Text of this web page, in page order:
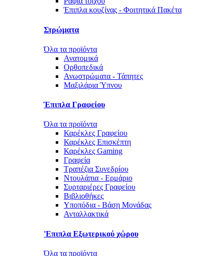
Έπιπλα κουζίνας - Φοιτητικά Πακέτα
Στρώματα
Όλα τα προϊόντα
Ανατομικά
Ορθοπεδικά
Ανωστρώματα - Τάπητες
Μαξιλάρια Ύπνου
Έπιπλα Γραφείου
Όλα τα προϊόντα
Καρέκλες Γραφείου
Καρέκλες Επισκέπτη
Καρέκλες Gaming
Γραφεία
Τραπέζια Συνεδρίου
Ντουλάπια - Ερμάριο
Συρταριέρες Γραφείου
Βιβλιοθήκες
Υποπόδια - Βάση Μονάδας
Ανταλλακτικά
'Επιπλα Εξωτερικού χώρου
Όλα τα προϊόντα